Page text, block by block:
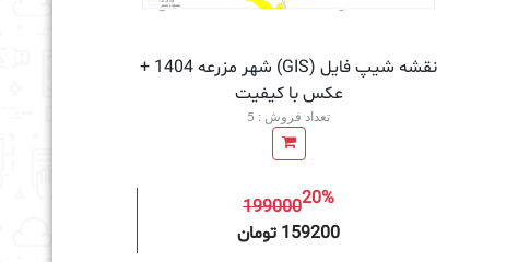
نقشه شیپ فایل (GIS) شهر مزرعه 1404 +
عکس با کیفیت
تعداد فروش : 5
19900020%
159200 تومان